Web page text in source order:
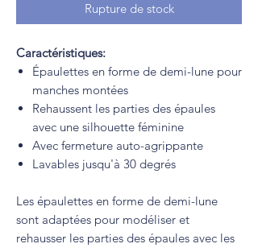
Rupture de stock
Caractéristiques:
Épaulettes en forme de demi-lune pour
manches montées
Rehaussent les parties des épaules
avec une silhouette féminine
Avec fermeture auto-agrippante
Lavables jusqu'à 30 degrés
Les épaulettes en forme de demi-lune
sont adaptées pour modéliser et
rehausser les parties des épaules avec les